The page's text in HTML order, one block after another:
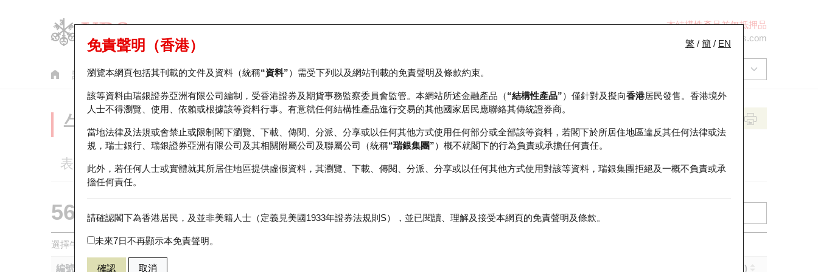
本結構性產品並無抵押品
ol-hkwarrants@ubs.com
認股證 牛熊證 美股指數產品 輪證市場統計 正股資料及市場統計 瑞銀輪證教室
繁 / 簡 / EN
免責聲明（香港）
瀏覽本網頁包括其刊載的文件及資料（統稱“資料”）需受下列以及網站刊載的免責聲明及條款約束。
該等資料由瑞銀證券亞洲有限公司編制，受香港證券及期貨事務監察委員會監管。本網站所述金融產品（“結構性產品”）僅針對及擬向香港居民發售。香港境外
人士不得瀏覽、使用、依賴或根據該等資料行事。有意就任何結構性產品進行交易的其他國家居民應聯絡其傳統證券商。
當地法律及法規或會禁止或限制閣下瀏覽、下載、傳閱、分派、分享或以任何其他方式使用任何部分或全部該等資料，若閣下於所居住地區違反其任何法律或法
規，瑞士銀行、瑞銀證券亞洲有限公司及其相關附屬公司及聯屬公司（統稱“瑞銀集團”）概不就閣下的行為負責或承擔任何責任。
此外，若任何人士或實體就其所居住地區提供虛假資料，其瀏覽、下載、傳閱、分派、分享或以任何其他方式使用對該等資料，瑞銀集團拒絕及一概不負責或承
擔任何責任。
請確認閣下為香港居民，及並非美籍人士（定義見美國1933年證券法規則S），並已閱讀、理解及接受本網頁的免責聲明及條款。
未來7日不再顯示本免責聲明。
確認 取消
牛熊證分析儀
表現 街貨統計 比較
56360 瑞銀熊證 2628 中國人壽
選擇牛熊證作比較 *你可以選擇最多五隻牛熊證
編號 到期日 (年-月-日)